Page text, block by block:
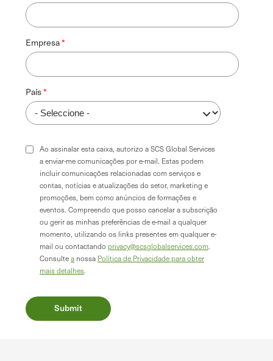
Empresa
País
Ao assinalar esta caixa, autorizo a SCS Global Services
a enviar-me comunicações por e-mail. Estas podem
incluir comunicações relacionadas com serviços e
contas, notícias e atualizações do setor, marketing e
promoções, bem como anúncios de formações e
eventos. Compreendo que posso cancelar a subscrição
ou gerir as minhas preferências de e-mail a qualquer
momento, utilizando os links presentes em qualquer e-
mail ou contactando privacy@scsglobalservices.com
Consultea nossa Política de Privacidade para obter
mais detalhes